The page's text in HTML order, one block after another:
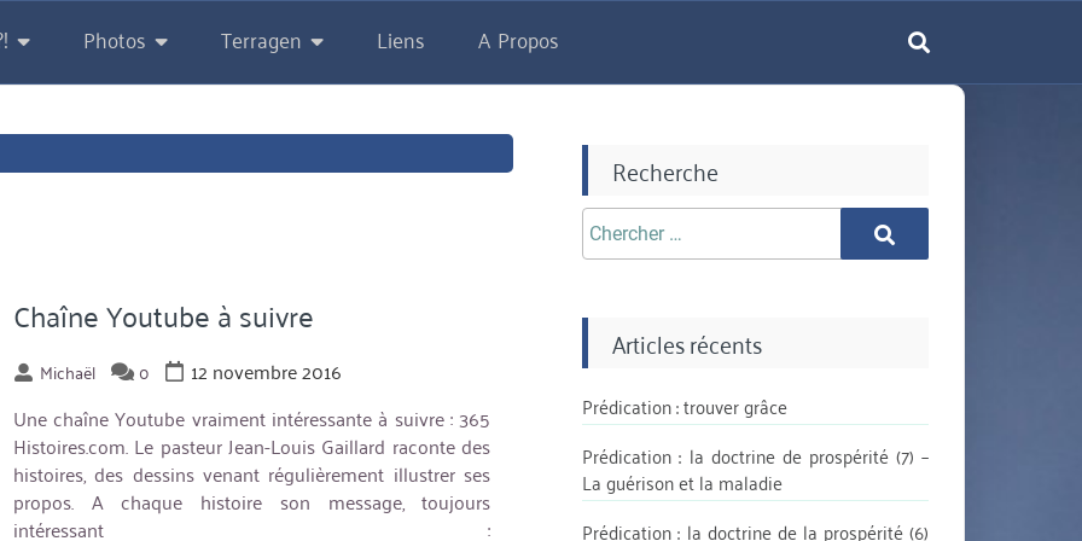
Photos Terragen Liens A Propos
Chaîne Youtube à suivre
Michaël 0
12 novembre 2016
Une chaîne Youtube vraiment intéressante à suivre : 365
Histoires.com. Le pasteur Jean-Louis Gaillard raconte des
histoires, des dessins venant régulièrement illustrer ses
propos. A chaque histoire son message, toujours
intéressant :
Recherche
Chercher
aprè:
Chercher
Articles récents
Prédication : trouver grâce
Prédication : la doctrine de prospérité (7) –
La guérison et la maladie
Prédication : la doctrine de la prospérité (6)